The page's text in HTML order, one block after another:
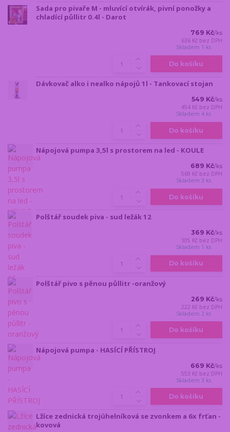
Sada pro pivaře M - mluvící otvírák, pivní ponožky a
chladící půllitr 0.4l - Darot
769 Kč/ks
636 Kč bez DPH
Skladem 1 ks
Do košíku
Dávkovač alko i nealko nápojů 1l - Tankovací stojan
549 Kč/ks
454 Kč bez DPH
Skladem 4 ks
Do košíku
Nápojová pumpa 3,5l s prostorem na led - KOULE
689 Kč/ks
569 Kč bez DPH
Skladem 3 ks
Do košíku
Polštář soudek piva - sud ležák 12
369 Kč/ks
305 Kč bez DPH
Skladem 1 ks
Do košíku
Polštář pivo s pěnou půllitr -oranžový
269 Kč/ks
222 Kč bez DPH
Skladem 2 ks
Do košíku
Nápojová pumpa - HASÍCÍ PŘÍSTROJ
669 Kč/ks
553 Kč bez DPH
Skladem 3 ks
Do košíku
Lžíce zednická trojúhelníková se zvonkem a 6x frťan -
kovová